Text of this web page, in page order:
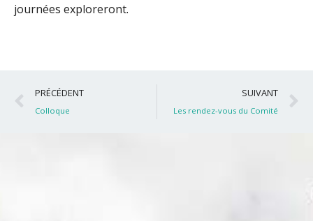
journées exploreront.
Précédent
PRÉCÉDENT
Colloque
SUIVANT
Les rendez-vous du Comité